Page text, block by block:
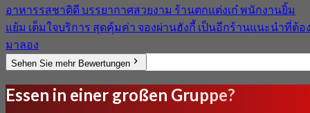
อาหารรสชาติดี บรรยากาศสวยงาม ร้านตกแต่งเก๋ พนักงานยิ้ม
แย้ม เต็มใจบริการ สุดคุ้มค่า จองผ่านฮังกี้ เป็นอีกร้านแนะนำที่ต้อ
มาลอง
Sehen Sie mehr Bewertungen
Essen in einer großen Gruppe?